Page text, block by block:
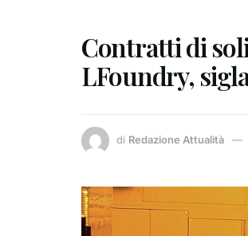
Contratti di
LFoundry,
di Redazione Attualità